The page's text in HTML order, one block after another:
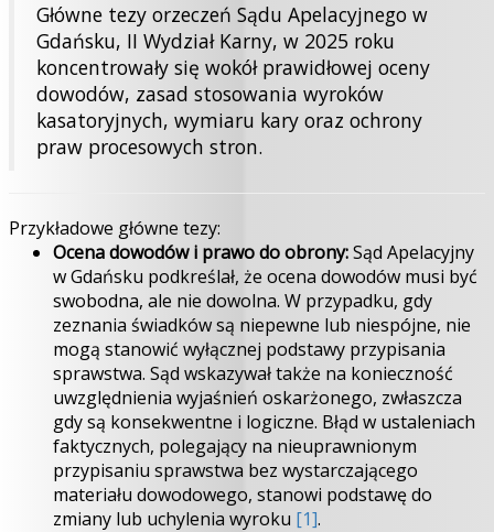
Główne tezy orzeczeń Sądu Apelacyjnego w
Gdańsku, II Wydział Karny, w 2025 roku
koncentrowały się wokół prawidłowej oceny
dowodów, zasad stosowania wyroków
kasatoryjnych, wymiaru kary oraz ochrony
praw procesowych stron.
Przykładowe główne tezy:
Ocena dowodów i prawo do obrony:Sąd Apelacyjny
w Gdańsku podkreślał, że ocena dowodów musi być
swobodna, ale nie dowolna. W przypadku, gdy
zeznania świadków są niepewne lub niespójne, nie
mogą stanowić wyłącznej podstawy przypisania
sprawstwa. Sąd wskazywał także na konieczność
uwzględnienia wyjaśnień oskarżonego, zwłaszcza
gdy są konsekwentne i logiczne. Błąd w ustaleniach
faktycznych, polegający na nieuprawnionym
przypisaniu sprawstwa bez wystarczającego
materiału dowodowego, stanowi podstawę do
zmiany lub uchylenia wyroku [1].